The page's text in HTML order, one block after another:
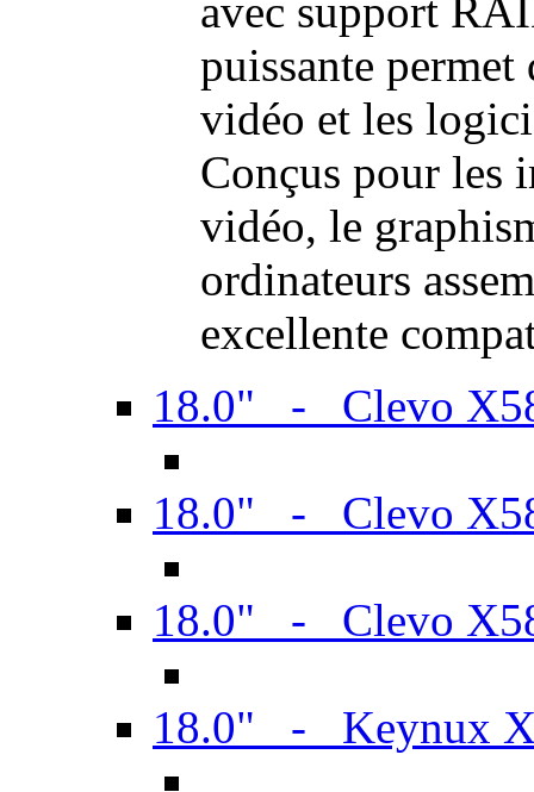
avec support
puissante permet
vidéo et les
Conçus pour les
vidéo, le
ordinateurs
excellente
18.0" - Clevo
18.0" - Clevo
18.0" - Clevo
18.0" - Keynux